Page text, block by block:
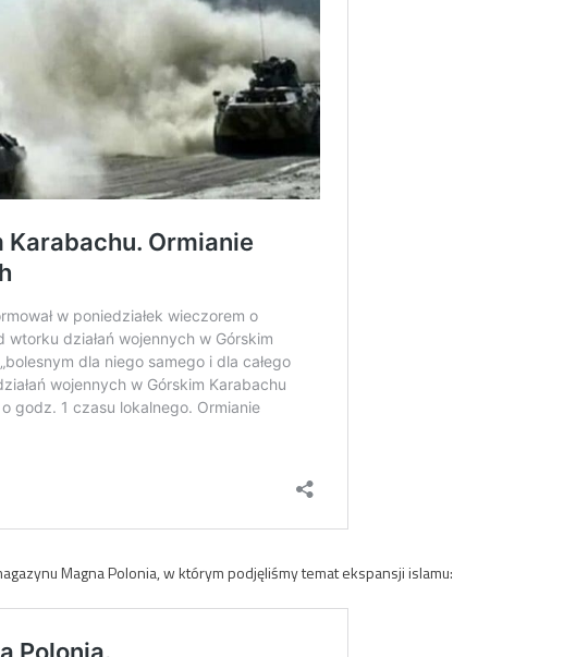
Magna Polonia, w którym podjęliśmy temat ekspansji islamu: